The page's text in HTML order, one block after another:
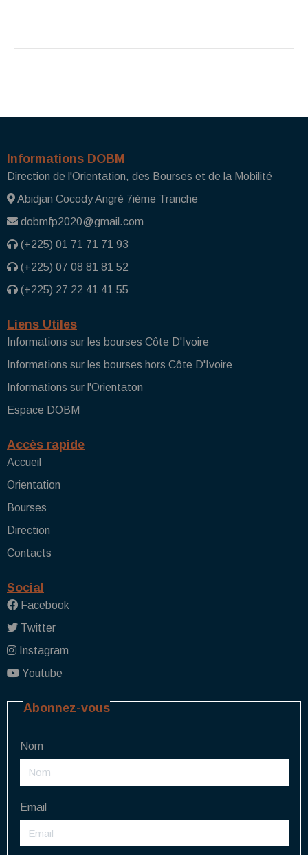
Informations DOBM
Direction de l'Orientation, des Bourses et de la Mobilité
Abidjan Cocody Angré 7ième Tranche
dobmfp2020@gmail.com
(+225) 01 71 71 71 93
(+225) 07 08 81 81 52
(+225) 27 22 41 41 55
Liens Utiles
Informations sur les bourses Côte D'Ivoire
Informations sur les bourses hors Côte D'Ivoire
Informations sur l'Orientaton
Espace DOBM
Accès rapide
Accueil
Orientation
Bourses
Direction
Contacts
Social
Facebook
Twitter
Instagram
Youtube
Abonnez-vous
Nom
Email